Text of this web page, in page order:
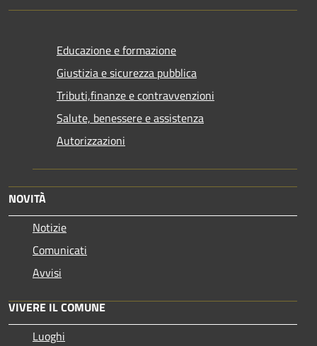
Educazione e formazione
Giustizia e sicurezza pubblica
Tributi,finanze e contravvenzioni
Salute, benessere e assistenza
Autorizzazioni
NOVITÀ
Notizie
Comunicati
Avvisi
VIVERE IL COMUNE
Luoghi